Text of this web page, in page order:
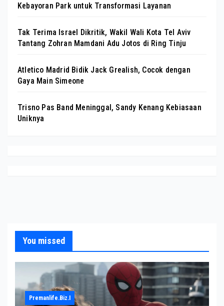
Kebayoran Park untuk Transformasi Layanan
Tak Terima Israel Dikritik, Wakil Wali Kota Tel Aviv
Tantang Zohran Mamdani Adu Jotos di Ring Tinju
Atletico Madrid Bidik Jack Grealish, Cocok dengan
Gaya Main Simeone
Trisno Pas Band Meninggal, Sandy Kenang Kebiasaan
Uniknya
You missed
Premanlife.biz.i